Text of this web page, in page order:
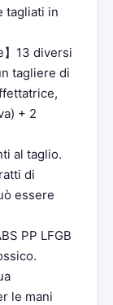
tagliati in
】13 diversi
tagliere di
+ 2
al taglio.
di
essere
PP LFGB
le mani